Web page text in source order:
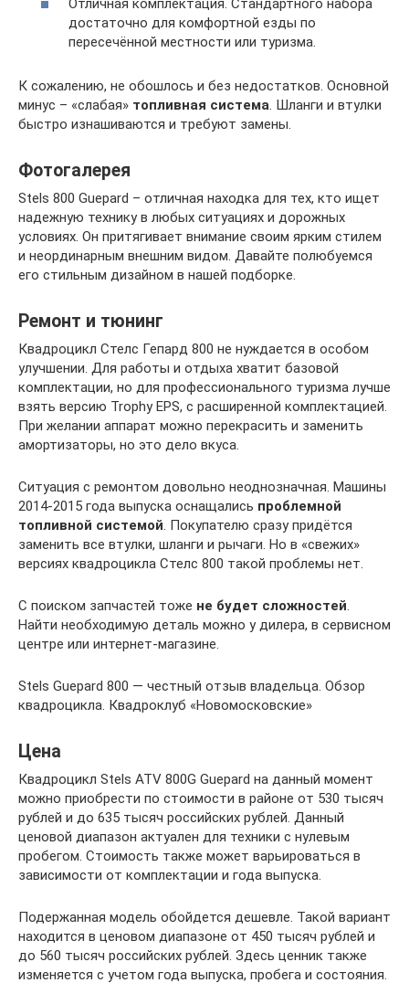
достаточно для комфортной езды по
пересечённой местности или туризма.
К сожалению, не обошлось и без недостатков. Основной
минус – «слабая» топливная система . Шланги и втулки
быстро изнашиваются и требуют замены.
Фотогалерея
Stels 800 Guepard – отличная находка для тех, кто ищет
надежную технику в любых ситуациях и дорожных
условиях. Он притягивает внимание своим ярким стилем
и неординарным внешним видом. Давайте полюбуемся
его стильным дизайном в нашей подборке.
Ремонт и тюнинг
Квадроцикл Стелс Гепард 800 не нуждается в особом
улучшении. Для работы и отдыха хватит базовой
комплектации, но для профессионального туризма лучше
взять версию Trophy EPS, с расширенной комплектацией.
При желании аппарат можно перекрасить и заменить
амортизаторы, но это дело вкуса.
Ситуация с ремонтом довольно неоднозначная. Машины
2014-2015 года выпуска оснащались проблемной
топливной системой . Покупателю сразу придётся
заменить все втулки, шланги и рычаги. Но в «свежих»
версиях квадроцикла Стелс 800 такой проблемы нет.
С поиском запчастей тоже не будет сложностей
Найти необходимую деталь можно у дилера, в сервисном
центре или интернет-магазине.
Stels Guepard 800 — честный отзыв владельца. Обзор
квадроцикла. Квадроклуб «Новомосковские»
Цена
Квадроцикл Stels ATV 800G Guepard на данный момент
можно приобрести по стоимости в районе от 530 тысяч
рублей и до 635 тысяч российских рублей. Данный
ценовой диапазон актуален для техники с нулевым
пробегом. Стоимость также может варьироваться в
зависимости от комплектации и года выпуска.
Подержанная модель обойдется дешевле. Такой вариант
находится в ценовом диапазоне от 450 тысяч рублей и
до 560 тысяч российских рублей. Здесь ценник также
изменяется с учетом года выпуска, пробега и состояния.